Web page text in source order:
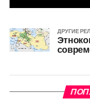
ДРУГИЕ